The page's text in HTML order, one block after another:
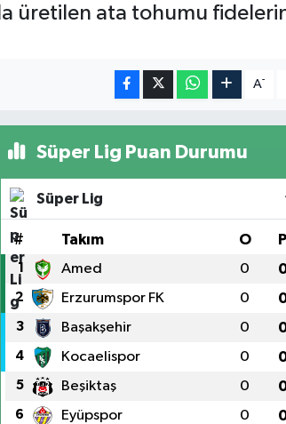
üretilen ata tohumu
A-
Süper Lig Puan Durumu
Süper Lig
# Takım O P
1 Amed 0
2 Erzurumspor FK 0
3 Başakşehir 0
4 Kocaelispor 0
5 Beşiktaş 0
6 Eyüpspor 0